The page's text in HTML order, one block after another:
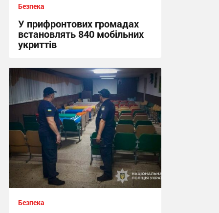
Безпека
У прифронтових громадах
встановлять 840 мобільних
укриттів
12:57 сьогодні
Безпека